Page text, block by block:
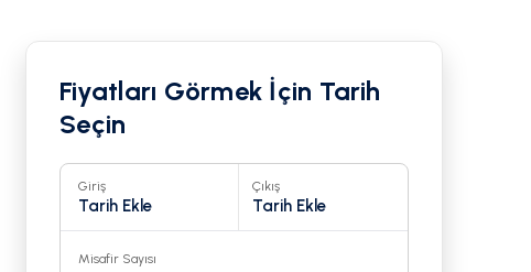
Fiyatları Görmek İçin Tarih
Seçin
Giriş
Tarih Ekle
Çıkış
Tarih Ekle
Misafir Sayısı